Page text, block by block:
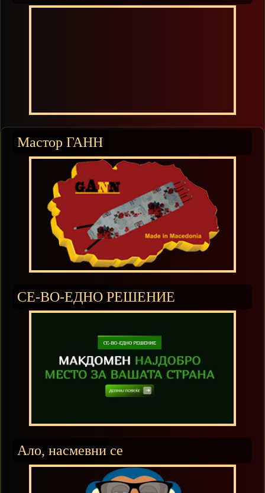
Мастор ГАНН
СЕ-ВО-ЕДНО РЕШЕНИЕ
Ало, насмевни се